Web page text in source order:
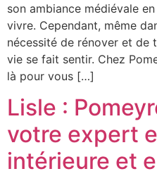
son ambiance médiévale
vivre. Cependant, même
nécessité de rénover et de
vie se fait sentir. Chez
là pour vous […]
Lisle :
votre expert
intérieure et